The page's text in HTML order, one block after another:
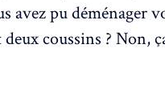
avez pu déménager
coussins ? Non,